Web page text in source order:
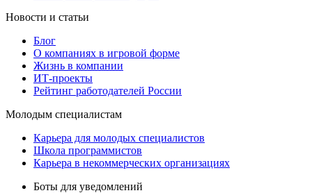
Новости и статьи
Блог
О компаниях в игровой форме
Жизнь в компании
ИТ-проекты
Рейтинг работодателей России
Молодым специалистам
Карьера для молодых специалистов
Школа программистов
Карьера в некоммерческих организациях
Боты для уведомлений